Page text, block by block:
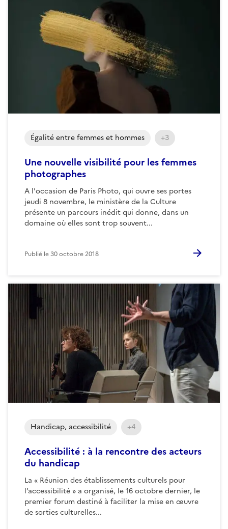
Une nouvelle visibilité pour les femmes
photographes
A l'occasion de Paris Photo, qui ouvre ses portes
jeudi 8 novembre, le ministère de la Culture
présente un parcours inédit qui donne, dans un
domaine où elles sont trop souvent...
Égalité entre femmes et hommes +3
Publié le30 octobre 2018
Accessibilité : à la rencontre des acteurs
du handicap
La « Réunion des établissements culturels pour
l’accessibilité » a organisé, le 16 octobre dernier, le
premier forum destiné à faciliter la mise en œuvre
de sorties culturelles...
Handicap, accessibilité +4